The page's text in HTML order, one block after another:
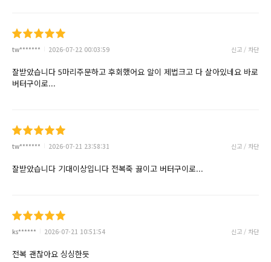
tw******* 2026-07-22 00:03:59 신고 / 차단
잘받았습니다 5마리주문하고 후회했어요 알이 제법크고 다 살아있네요 바로
버터구이로...
tw******* 2026-07-21 23:58:31 신고 / 차단
잘받았습니다 기대이상입니다 전복죽 끓이고 버터구이로...
ks****** 2026-07-21 10:51:54 신고 / 차단
전복 괜찮아요 싱싱한듯